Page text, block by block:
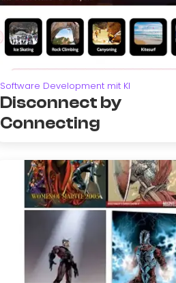
Software Development mit KI
Disconnect by
Connecting